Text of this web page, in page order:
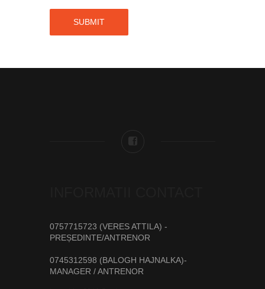
0757715723 (VERES ATTILA) -
PREȘEDINTE/ANTRENOR
0745312598 (BALOGH HAJNALKA)-
MANAGER / ANTRENOR